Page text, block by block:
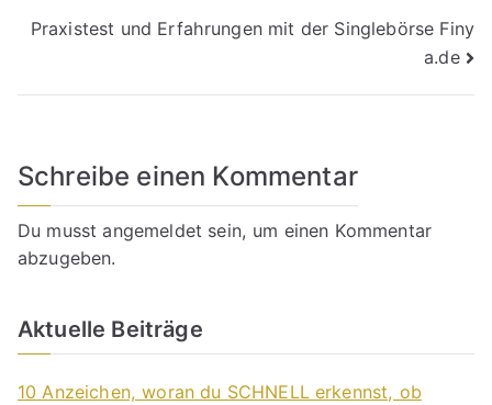
Beitragsnavigation
Praxistest und Erfahrungen mit der Singlebörse Finy
a.de
Schreibe einen Kommentar
Du musstangemeldet sein, um einen Kommentar
abzugeben.
Aktuelle Beiträge
10 Anzeichen, woran du SCHNELL erkennst, ob